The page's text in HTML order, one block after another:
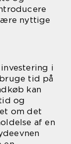
nyttige
i
tid på
kan
og
om det
af en